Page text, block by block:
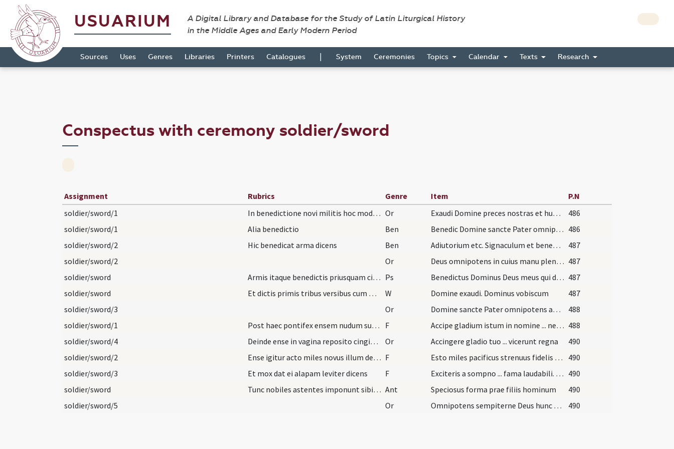
USUARIUM
A Digital Library and Database for the Study of Latin Liturgical History
in the Middle Ages and Early Modern Period
Sources Uses Genres Libraries Printers Catalogues | System Ceremonies Topics Calendar Texts Research
Conspectus with ceremony soldier/sword
Assignment Rubrics Genre Item
P.N
soldier/sword/1
In benedictione novi militis hoc modo proceditur.… Or Exaudi Domine preces nostras et hunc ensem ... defensionis effectum. Per Christum
486
soldier/sword/1
Alia benedictio Ben Benedic Domine sancte Pater omnipotens aeterne Deus per invocationem ... semper maneat illaesus. Per Dominum. 486
soldier/sword/2
Hic benedicat arma dicens Ben Adiutorium etc. Signaculum et benedictio Dei ... illum protegas et defendas. Qui vivis et regnas.
487
soldier/sword/2
Or Deus omnipotens in cuius manu plena victoria ... virtuose utatur. Per Christum 487
soldier/sword
Armis itaque benedictis priusquam cingat illi ens… Ps Benedictus Dominus Deus meus qui docet manus meas ad proelium 487
soldier/sword
Et dictis primis tribus versibus cum Gloria Patri… W Domine exaudi. Dominus vobiscum
487
soldier/sword/3
Or Domine sancte Pater omnipotens aeterne Deus qui cuncta solus ordinas ... officium exequatur. Amen
488
soldier/sword/1
Post haec pontifex ensem nudum sumit de altera (!… F Accipe gladium istum in nomine ... neminem in iuste laedas. Quod ipse praestare... 488
soldier/sword/4
Deinde ense in vagina reposito cingit illi ensem… Or Accingere gladio tuo ... vicerunt regna
490
soldier/sword/2
Ense igitur acto miles novus illum de vagina educ… F Esto miles pacificus strenuus fidelis et Deo devotus
490
soldier/sword/3
Et mox dat ei alapam leviter dicens F Exciteris a sompno ... fama laudabili. Amen 490
soldier/sword
Tunc nobiles astentes imponunt sibi calcaria ubi… Ant Speciosus forma prae filiis hominum
490
soldier/sword/5
Or Omnipotens sempiterne Deus hunc famulum tuum N. qui eminenti ... bellorum turbetur. Per dominum. 490